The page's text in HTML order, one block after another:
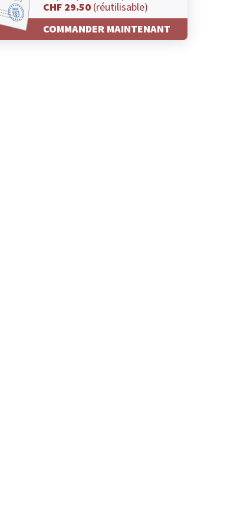
CHF 29.50 (réutilisable)
COMMANDER MAINTENANT